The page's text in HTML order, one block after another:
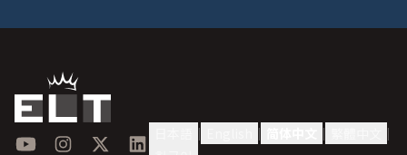
YouTubeInstagram
X LinkedIn | | | |